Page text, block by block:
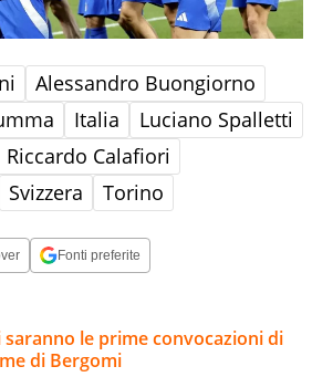
Alessandro Buongiorno
Italia
Luciano Spalletti
Riccardo Calafiori
Svizzera Torino
Fonti preferite
saranno le prime convocazioni di
di Bergomi